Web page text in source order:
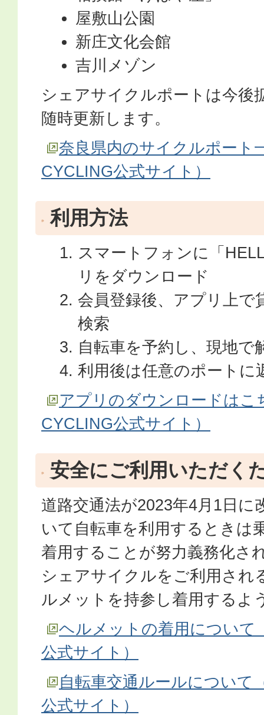
屋敷山公園
新庄文化会館
吉川メゾン
シェアサイクルポートは今後
随時更新します。
奈良県内のサイクルポート
CYCLING公式サイト）
利用方法
スマートフォンに「
リをダウンロード
会員登録後、アプリ上で
検索
自転車を予約し、現地で
利用後は任意のポートに
アプリのダウンロードはこ
CYCLING公式サイト）
安全にご利用いただく
道路交通法が2023年4月1日に
いて自転車を利用するときは
着用することが努力義務化さ
シェアサイクルをご利用され
ルメットを持参し着用するよ
ヘルメットの着用について
公式サイト）
自転車交通ルールについて
公式サイト）